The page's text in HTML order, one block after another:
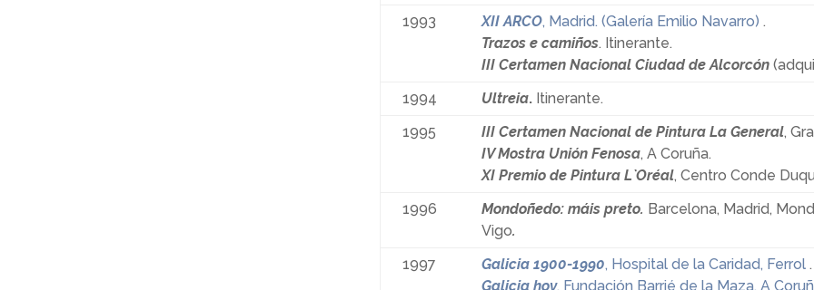
1993
XII ARCO, Madrid. (Galería Emilio Navarro) .
Trazos e camiños. Itinerante.
III Certamen Nacional Ciudad de Alcorcón
1994
Ultreia. Itinerante.
1995
III Certamen Nacional de Pintura La General,
IV Mostra Unión Fenosa, A Coruña.
XI Premio de Pintura L`Oréal, Centro Conde
1996
Mondoñedo: máis preto. Barcelona, Madrid,
Vigo.
1997
Galicia 1900-1990, Hospital de la Caridad, Ferrol .
Galicia hoy, Fundación Barrié de la Maza, A